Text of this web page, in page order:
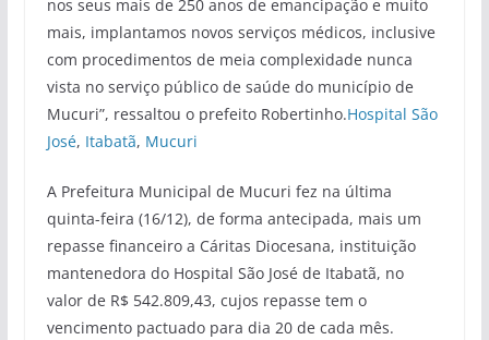
nos seus mais de 250 anos de emancipação e muito
mais, implantamos novos serviços médicos, inclusive
com procedimentos de meia complexidade nunca
vista no serviço público de saúde do município de
Mucuri”, ressaltou o prefeito Robertinho.Hospital São
José, Itabatã, Mucuri
A Prefeitura Municipal de Mucuri fez na última
quinta-feira (16/12), de forma antecipada, mais um
repasse financeiro a Cáritas Diocesana, instituição
mantenedora do Hospital São José de Itabatã, no
valor de R$ 542.809,43, cujos repasse tem o
vencimento pactuado para dia 20 de cada mês.